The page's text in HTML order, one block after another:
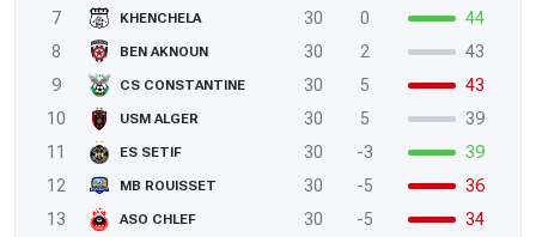
7
KHENCHELA 30 0
44
8
BEN AKNOUN 30 2
43
9
CS CONSTANTINE 30 5
43
10
USM ALGER 30 5
39
11
ES SETIF 30 -3
39
12
MB ROUISSET 30 -5
36
13
ASO CHLEF 30 -5
34